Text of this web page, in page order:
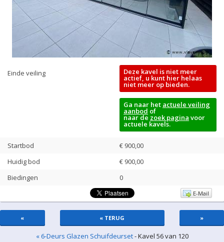
Einde veiling Deze kavel is niet meer
actief, u kunt hier helaas
niet meer op bieden.
Ga naar het actuele veiling
aanbod of
naar de zoek pagina voor
actuele kavels.
Startbod
€ 900,00
Huidig bod
€ 900,00
Biedingen
0
E-Mail
« « TERUG »
« 6-Deurs Glazen Schuifdeurset- Kavel 56 van 120